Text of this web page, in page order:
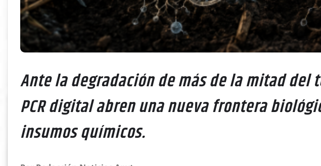
Ante la degradación de más de la mitad
PCR digital abren una nueva frontera
insumos químicos.